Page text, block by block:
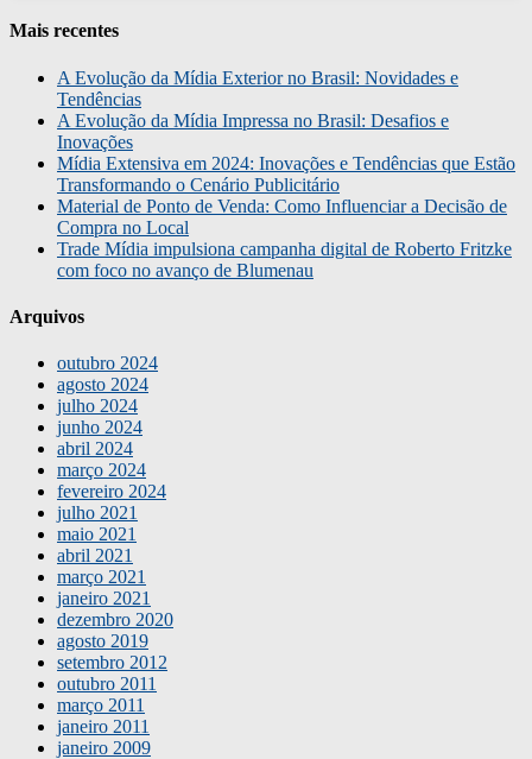
Mais recentes
A Evolução da Mídia Exterior no Brasil: Novidades e
Tendências
A Evolução da Mídia Impressa no Brasil: Desafios e
Inovações
Mídia Extensiva em 2024: Inovações e Tendências que Estão
Transformando o Cenário Publicitário
Material de Ponto de Venda: Como Influenciar a Decisão de
Compra no Local
Trade Mídia impulsiona campanha digital de Roberto Fritzke
com foco no avanço de Blumenau
Arquivos
outubro 2024
agosto 2024
julho 2024
junho 2024
abril 2024
março 2024
fevereiro 2024
julho 2021
maio 2021
abril 2021
março 2021
janeiro 2021
dezembro 2020
agosto 2019
setembro 2012
outubro 2011
março 2011
janeiro 2011
janeiro 2009